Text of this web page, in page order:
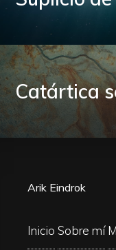
Catártica
Arik Eindrok
Inicio Sobre mí